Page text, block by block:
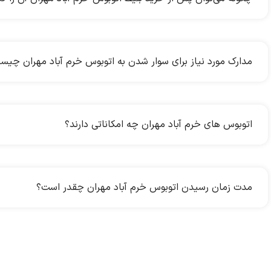
مدارک مورد نیاز برای سوار شدن به اتوبوس خرم آباد مهران
اتوبوس های خرم آباد مهران چه امکاناتی دارند؟
مدت زمان رسیدن اتوبوس خرم آباد مهران چقدر است؟